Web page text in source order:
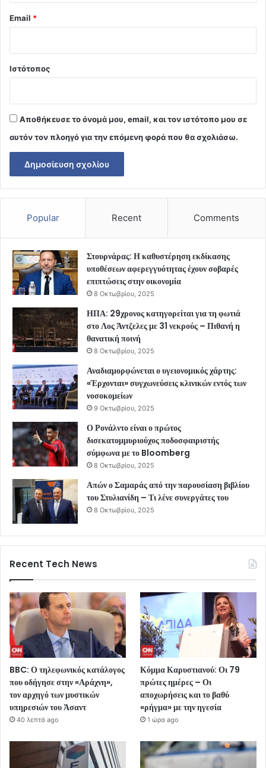
Email *
Ιστότοπος
Αποθήκευσε το όνομά μου, email, και τον ιστότοπο μου σε
αυτόν τον πλοηγό για την επόμενη φορά που θα σχολιάσω.
Popular Recent Comments
Στουρνάρας: Η καθυστέρηση εκδίκασης
υποθέσεων αφερεγγυότητας έχουν σοβαρές
επιπτώσεις στην οικονομία
8 Οκτωβρίου, 2025
ΗΠΑ: 29χρονος κατηγορείται για τη φωτιά
στο Λος Άντζελες με 31 νεκρούς – Πιθανή η
θανατική ποινή
8 Οκτωβρίου, 2025
Αναδιαμορφώνεται ο υγειονομικός χάρτης:
«Έρχονται» συγχωνεύσεις κλινικών εντός των
νοσοκομείων
9 Οκτωβρίου, 2025
Ο Ρονάλντο είναι ο πρώτος
δισεκατομμυριούχος ποδοσφαιριστής
σύμφωνα με το Bloomberg
8 Οκτωβρίου, 2025
Απών ο Σαμαράς από την παρουσίαση βιβλίου
του Στυλιανίδη – Τι λένε συνεργάτες του
8 Οκτωβρίου, 2025
Recent Tech News
BBC: Ο τηλεφωνικός κατάλογος
που οδήγησε στην «Αράχνη»,
τον αρχηγό των μυστικών
υπηρεσιών του Άσαντ
40 λεπτά ago
Κόμμα Καρυστιανού: Οι 79
πρώτες ημέρες – Οι
αποχωρήσεις και το βαθύ
«ρήγμα» με την ηγεσία
1 ώρα ago